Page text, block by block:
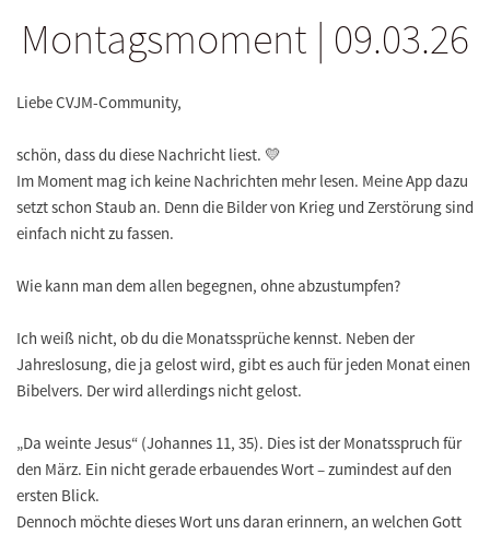
Montagsmoment | 09.03.26
Liebe CVJM-Community,
schön, dass du diese Nachricht liest. 💛
Im Moment mag ich keine Nachrichten mehr lesen. Meine App dazu
setzt schon Staub an. Denn die Bilder von Krieg und Zerstörung sind
einfach nicht zu fassen.
Wie kann man dem allen begegnen, ohne abzustumpfen?
Ich weiß nicht, ob du die Monatssprüche kennst. Neben der
Jahreslosung, die ja gelost wird, gibt es auch für jeden Monat einen
Bibelvers. Der wird allerdings nicht gelost.
„Da weinte Jesus“ (Johannes 11, 35). Dies ist der Monatsspruch für
den März. Ein nicht gerade erbauendes Wort – zumindest auf den
ersten Blick.
Dennoch möchte dieses Wort uns daran erinnern, an welchen Gott